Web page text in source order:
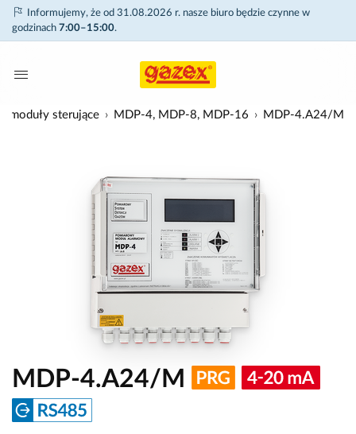
Informujemy, że od 31.08.2026 r. nasze biuro będzie czynne w
godzinach 7:00–15:00.
moduły sterujące MDP-4, MDP-8, MDP-16 MDP-4.A24/M
MDP-4.A24/M